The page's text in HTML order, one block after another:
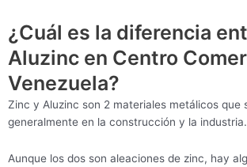
¿Cuál es la diferencia
Aluzinc en Centro
Venezuela?
Zinc y Aluzinc son 2 materiales metálicos que
generalmente en la construcción y la industria.
Aunque los dos son aleaciones de zinc, hay